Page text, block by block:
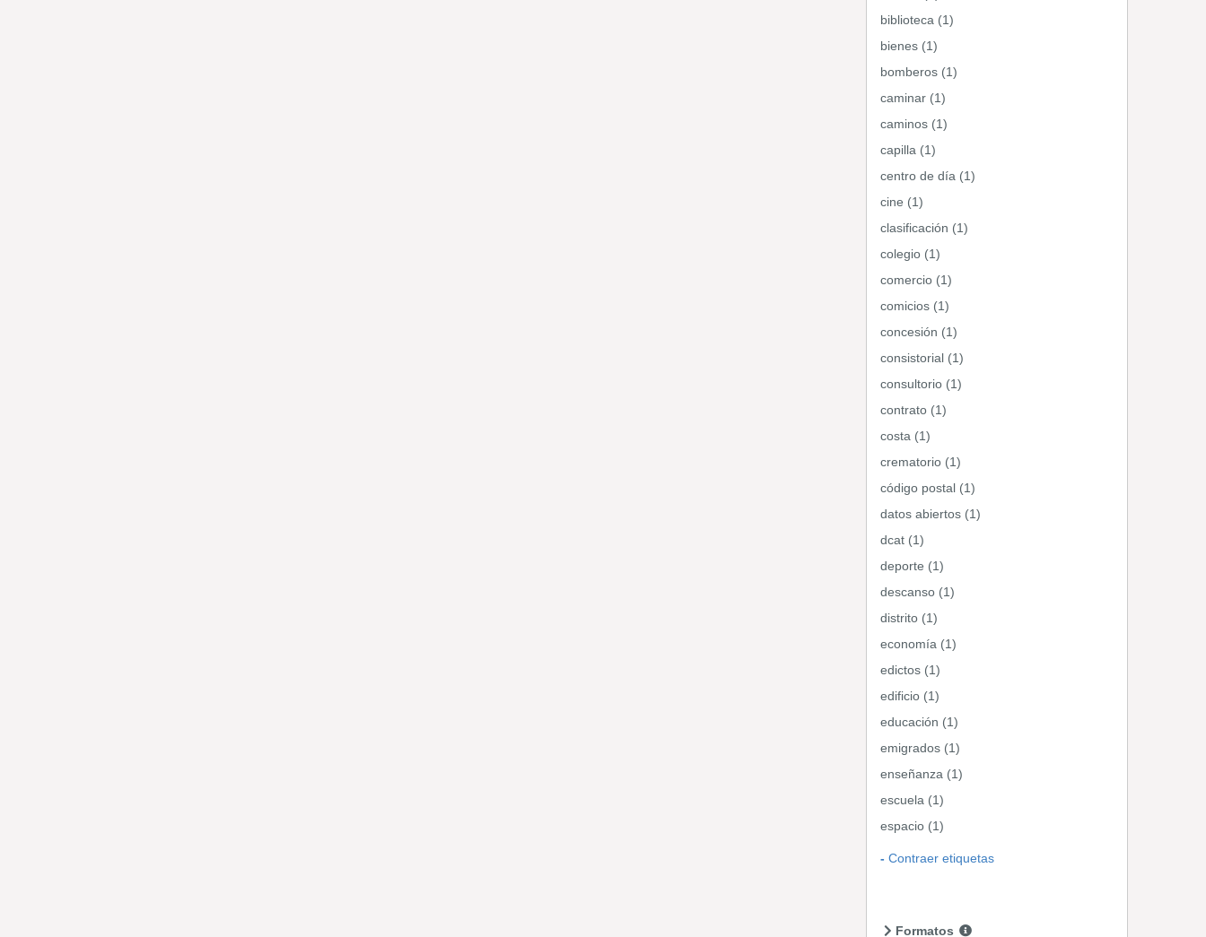
biblioteca (1)
bienes (1)
bomberos (1)
caminar (1)
caminos (1)
capilla (1)
centro de día (1)
cine (1)
clasificación (1)
colegio (1)
comercio (1)
comicios (1)
concesión (1)
consistorial (1)
consultorio (1)
contrato (1)
costa (1)
crematorio (1)
código postal (1)
datos abiertos (1)
dcat (1)
deporte (1)
descanso (1)
distrito (1)
economía (1)
edictos (1)
edificio (1)
educación (1)
emigrados (1)
enseñanza (1)
escuela (1)
espacio (1)
Contraer etiquetas
Formatos